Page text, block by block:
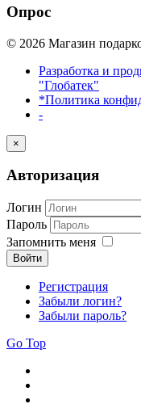
Опрос
© 2026 Магазин
Разработка и
"Глобатек"
*Политика
-
×
Авторизация
Логин
Пароль
Запомнить меня
Войти
Регистрация
Забыли логин?
Забыли пароль?
Go Top